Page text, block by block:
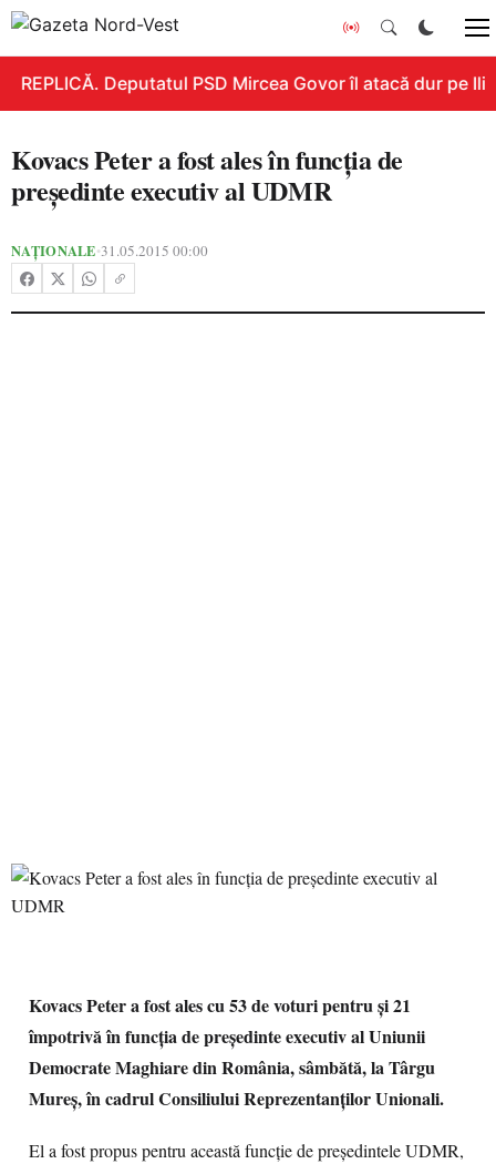
REPLICĂ. Deputatul PSD Mircea Govor îl atacă dur pe
Kovacs Peter a fost ales în funcția de
președinte executiv al UDMR
NAȚIONALE•31.05.2015 00:00
Kovacs Peter a fost ales cu 53 de voturi pentru și 21
împotrivă în funcția de președinte executiv al Uniunii
Democrate Maghiare din România, sâmbătă, la Târgu
Mureș, în cadrul Consiliului Reprezentanților Unionali.
El a fost propus pentru această funcție de președintele UDMR,